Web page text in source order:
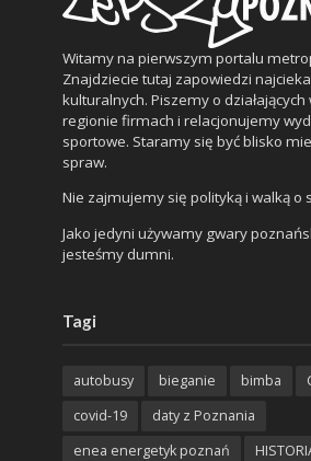
Witamy na pierwszym portalu
Znajdziecie tutaj zapowiedzi
kulturalnych. Piszemy o
regionie firmach i relacjonujemy
sportowe. Staramy się być blisko
spraw.
Nie zajmujemy się polityką i walką o
Jako jedyni używamy gwary
jesteśmy dumni.
Tagi
autobusy bieganie bimba
covid-19
daty z Poznania
enea energetyk poznań